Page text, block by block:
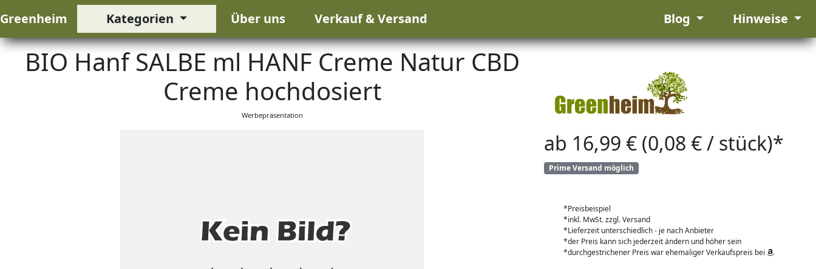
Greenheim Kategorien Über uns Verkauf & Versand Blog Hinweise
BIO Hanf SALBE ml HANF Creme Natur CBD
Creme hochdosiert
Werbepräsentation
ab 16,99 € (0,08 € / stück)*
Prime Versand möglich
*Preisbeispiel
*inkl. MwSt. zzgl. Versand
*Lieferzeit unterschiedlich - je nach Anbieter
*der Preis kann sich jederzeit ändern und höher sein
*durchgestrichener Preis war ehemaliger Verkaufspreis bei